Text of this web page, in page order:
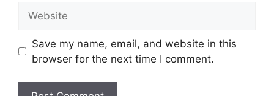
Save my name, email, and website in this
browser for the next time I comment.